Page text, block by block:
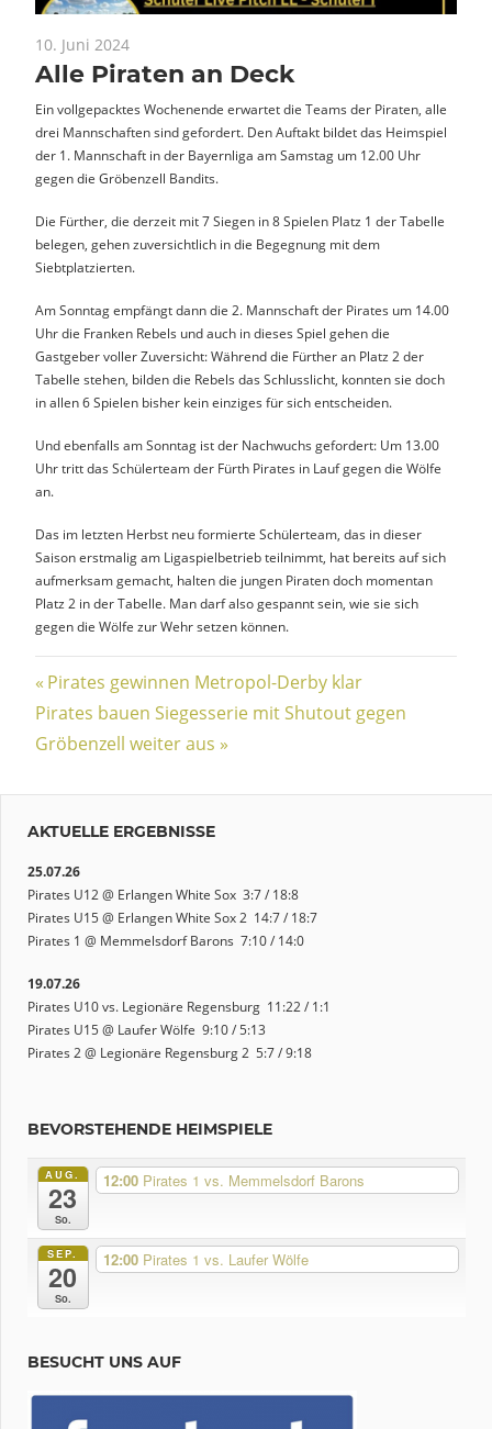
10. Juni 2024
Alle Piraten an Deck
Ein vollgepacktes Wochenende erwartet die Teams der Piraten, alle
drei Mannschaften sind gefordert. Den Auftakt bildet das Heimspiel
der 1. Mannschaft in der Bayernliga am Samstag um 12.00 Uhr
gegen die Gröbenzell Bandits.
Die Fürther, die derzeit mit 7 Siegen in 8 Spielen Platz 1 der Tabelle
belegen, gehen zuversichtlich in die Begegnung mit dem
Siebtplatzierten.
Am Sonntag empfängt dann die 2. Mannschaft der Pirates um 14.00
Uhr die Franken Rebels und auch in dieses Spiel gehen die
Gastgeber voller Zuversicht: Während die Fürther an Platz 2 der
Tabelle stehen, bilden die Rebels das Schlusslicht, konnten sie doch
in allen 6 Spielen bisher kein einziges für sich entscheiden.
Und ebenfalls am Sonntag ist der Nachwuchs gefordert: Um 13.00
Uhr tritt das Schülerteam der Fürth Pirates in Lauf gegen die Wölfe
an.
Das im letzten Herbst neu formierte Schülerteam, das in dieser
Saison erstmalig am Ligaspielbetrieb teilnimmt, hat bereits auf sich
aufmerksam gemacht, halten die jungen Piraten doch momentan
Platz 2 in der Tabelle. Man darf also gespannt sein, wie sie sich
gegen die Wölfe zur Wehr setzen können.
Beitragsnavigation
Vorheriger
Beitrag:
Pirates gewinnen Metropol-Derby klar
Nächster
Beitrag:
Pirates bauen Siegesserie mit Shutout gegen
Gröbenzell weiter aus
AKTUELLE ERGEBNISSE
25.07.26
Pirates U12 @ Erlangen White Sox 3:7 / 18:8
Pirates U15 @ Erlangen White Sox 2 14:7 / 18:7
Pirates 1 @ Memmelsdorf Barons 7:10 / 14:0
19.07.26
Pirates U10 vs. Legionäre Regensburg 11:22 / 1:1
Pirates U15 @ Laufer Wölfe 9:10 / 5:13
Pirates 2 @ Legionäre Regensburg 2 5:7 / 9:18
BEVORSTEHENDE HEIMSPIELE
AUG.
23
So.
12:00 Pirates 1 vs. Memmelsdorf Barons
SEP.
20
So.
12:00 Pirates 1 vs. Laufer Wölfe
BESUCHT UNS AUF